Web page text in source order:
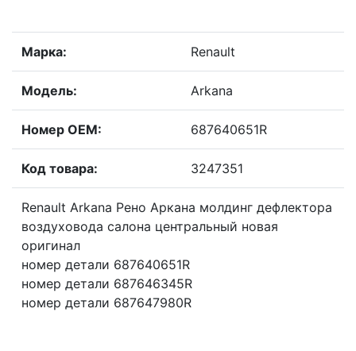
Марка: Renault
Модель: Arkana
Номер OEM: 687640651R
Код товара: 3247351
Renault Arkana Рено Аркана молдинг дефлектора
воздуховода салона центральный новая
оригинал
номер детали 687640651R
номер детали 687646345R
номер детали 687647980R